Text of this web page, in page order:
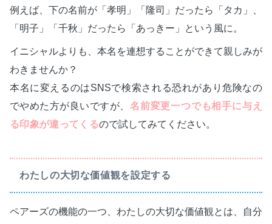
例えば、下の名前が「孝明」「隆司」だったら「タカ」、
「明子」「千秋」だったら「あっきー」という風に。
イニシャルよりも、本名を連想することができて親しみが
わきませんか？
本名に変えるのはSNSで検索される恐れがあり危険なの
でやめた方が良いですが、 名前変更一つでも相手に与え
る印象が違ってくるので試してみてください。
わたしの大切な価値観を設定する
ペアーズの機能の一つ、わたしの大切な価値観とは、自分